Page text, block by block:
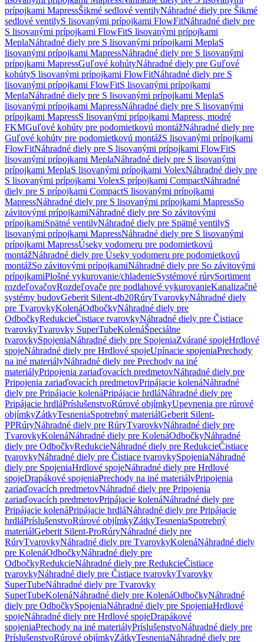
prípojkami MapressŠikmé sedlové ventilyNáhradné diely pre Šikmé
sedlové ventilyS lisovanými prípojkami FlowFitNáhradné diely pre
S lisovanými prípojkami FlowFitS lisovanými prípojkami
MeplaNáhradné diely pre S lisovanými prípojkami MeplaS
lisovanými prípojkami MapressNáhradné diely pre S lisovanými
prípojkami MapressGuľové kohútyNáhradné diely pre Guľové
kohútyS lisovanými prípojkami FlowFitNáhradné diely pre S
lisovanými prípojkami FlowFitS lisovanými prípojkami
MeplaNáhradné diely pre S lisovanými prípojkami MeplaS
lisovanými prípojkami MapressNáhradné diely pre S lisovanými
prípojkami MapressS lisovanými prípojkami Mapress, modré
FKMGuľové kohúty pre podomietkovú montážNáhradné diely pre
Guľové kohúty pre podomietkovú montážS lisovanými prípojkami
FlowFitNáhradné diely pre S lisovanými prípojkami FlowFitS
lisovanými prípojkami MeplaNáhradné diely pre S lisovanými
prípojkami MeplaS lisovanými prípojkami VolexNáhradné diely pre
S lisovanými prípojkami VolexS prípojkami CompactNáhradné
diely pre S prípojkami CompactS lisovanými prípojkami
MapressNáhradné diely pre S lisovanými prípojkami MapressSo
závitovými prípojkamiNáhradné diely pre So závitovými
prípojkamiSpätné ventilyNáhradné diely pre Spätné ventilyS
lisovanými prípojkami MapressNáhradné diely pre S lisovanými
prípojkami MapressÚseky vodomeru pre podomietkovú
montážNáhradné diely pre Úseky vodomeru pre podomietkovú
montážSo závitovými prípojkamiNáhradné diely pre So závitovými
prípojkamiPlošné vykurovanie/chladenieSystémové rúrySortiment
rozdeľovačovRozdeľovače pre podlahové vykurovanieKanalizačné
systémy budovGeberit Silent-db20RúryTvarovkyNáhradné diely
pre TvarovkyKolenáOdbočkyNáhradné diely pre
OdbočkyRedukcieČistiace tvarovkyNáhradné diely pre Čistiace
tvarovkyTvarovky SuperTubeKolenáŠpeciálne
tvarovkySpojeniaNáhradné diely pre SpojeniaZvárané spojeHrdlové
spojeNáhradné diely pre Hrdlové spojeUpínacie spojeniaPrechody
na iné materiályNáhradné diely pre Prechody na iné
materiályPripojenia zariaďovacích predmetovNáhradné diely pre
Pripojenia zariaďovacích predmetovPripájacie kolenáNáhradné
diely pre Pripájacie kolenáPripájacie hrdláNáhradné diely pre
Pripájacie hrdláPríslušenstvoRúrové objímkyUpevnenia pre rúrové
objímkyZátkyTesneniaSpotrebný materiálGeberit Silent-
PPRúryNáhradné diely pre RúryTvarovkyNáhradné diely pre
TvarovkyKolenáNáhradné diely pre KolenáOdbočkyNáhradné
diely pre OdbočkyRedukcieNáhradné diely pre RedukcieČistiace
tvarovkyNáhradné diely pre Čistiace tvarovkySpojeniaNáhradné
diely pre SpojeniaHrdlové spojeNáhradné diely pre Hrdlové
spojeDrapákové spojeniaPrechody na iné materiályPripojenia
zariaďovacích predmetovNáhradné diely pre Pripojenia
zariaďovacích predmetovPripájacie kolenáNáhradné diely pre
Pripájacie kolenáPripájacie hrdláNáhradné diely pre Pripájacie
hrdláPríslušenstvoRúrové objímkyZátkyTesneniaSpotrebný
materiálGeberit Silent-ProRúryNáhradné diely pre
RúryTvarovkyNáhradné diely pre TvarovkyKolenáNáhradné diely
pre KolenáOdbočkyNáhradné diely pre
OdbočkyRedukcieNáhradné diely pre RedukcieČistiace
tvarovkyNáhradné diely pre Čistiace tvarovkyTvarovky
SuperTubeNáhradné diely pre Tvarovky
SuperTubeKolenáNáhradné diely pre KolenáOdbočkyNáhradné
diely pre OdbočkySpojeniaNáhradné diely pre SpojeniaHrdlové
spojeNáhradné diely pre Hrdlové spojeDrapákové
spojeniaPrechody na iné materiályPríslušenstvoNáhradné diely pre
PríslušenstvoRúrové objímkyZátkyTesneniaNáhradné diely pre